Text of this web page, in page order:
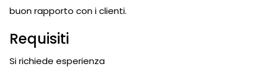
buon rapporto con i clienti.
Requisiti
Si richiede esperienza